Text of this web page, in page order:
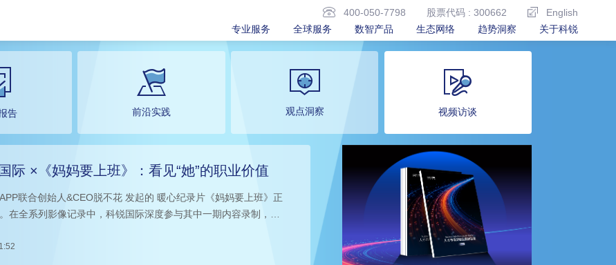
400-050-7798 股票代码 : 300662
English
专业服务
全球服务 数智产品 生态网络 趋势洞察 关于科锐
告 前沿实践 观点洞察 视频访谈
际 ×《妈妈要上班》：看见“她”的职业价值
联合创始人&CEO脱不花 发起的 暖心纪录片《妈妈要上班》正
在全系列影像记录中，科锐国际深度参与其中一期内容录制，轮
自我价值，重启属于自己的无限可能。